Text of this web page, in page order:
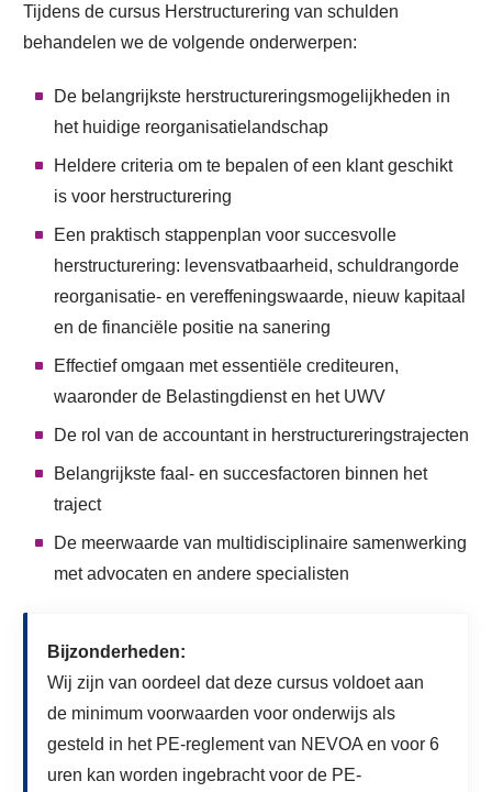
Tijdens de cursus Herstructurering van schulden
behandelen we de volgende onderwerpen:
De belangrijkste herstructureringsmogelijkheden in
het huidige reorganisatielandschap
Heldere criteria om te bepalen of een klant geschikt
is voor herstructurering
Een praktisch stappenplan voor succesvolle
herstructurering: levensvatbaarheid, schuldrangorde
reorganisatie- en vereffeningswaarde, nieuw kapitaal
en de financiële positie na sanering
Effectief omgaan met essentiële crediteuren,
waaronder de Belastingdienst en het UWV
De rol van de accountant in herstructureringstrajecten
Belangrijkste faal- en succesfactoren binnen het
traject
De meerwaarde van multidisciplinaire samenwerking
met advocaten en andere specialisten
Bijzonderheden:
Wij zijn van oordeel dat deze cursus voldoet aan
de minimum voorwaarden voor onderwijs als
gesteld in het PE-reglement van NEVOA en voor 6
uren kan worden ingebracht voor de PE-